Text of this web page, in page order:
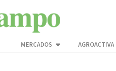
MERCADOS AGROACTIVA